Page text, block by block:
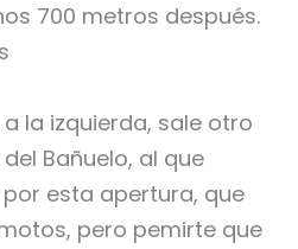
700 metros después.
la izquierda, sale otro
Bañuelo, al que
esta apertura, que
pero pemirte que